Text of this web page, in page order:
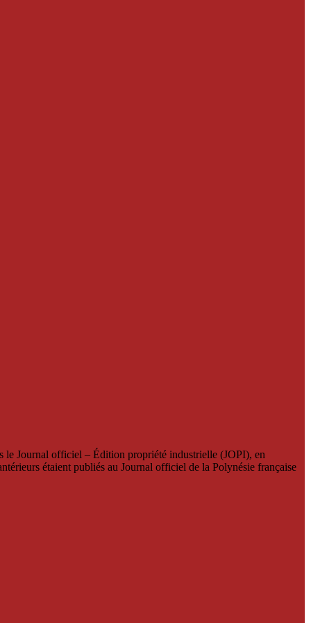
le Journal officiel – Édition propriété industrielle (JOPI), en
étaient publiés au Journal officiel de la Polynésie française